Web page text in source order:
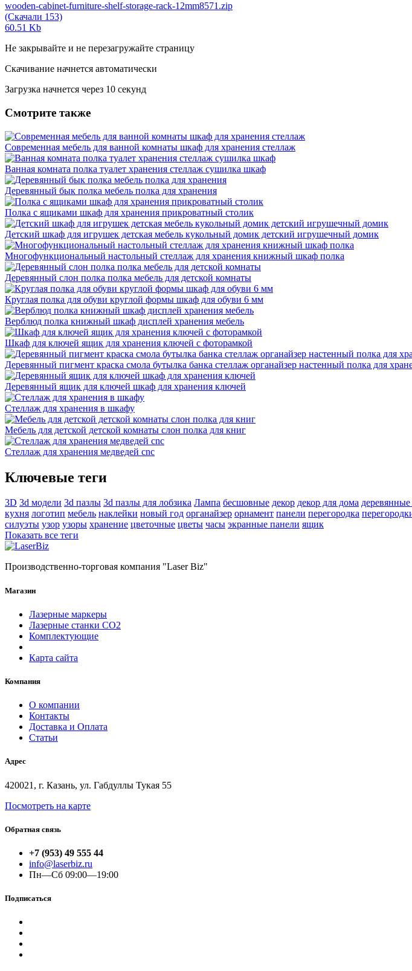
wooden-cabinet-furniture-shelf-storage-rack-12mm8571.zip
(Скачали 153)
60.51 Kb
Не закрывайте и не перезагружайте страницу
Скачивание начнется автоматически
Загрузка начнется через 10 секунд
Смотрите также
Современная мебель для ванной комнаты шкаф для хранения стеллаж
Ванная комната полка туалет хранения стеллаж сушилка шкаф
Деревянный бык полка мебель полка для хранения
Полка с ящиками шкаф для хранения прикроватный столик
Детский шкаф для игрушек детская мебель кукольный домик детский игрушечный домик
Многофункциональный настольный стеллаж для хранения книжный шкаф полка
Деревянный слон полка полка мебель для детской комнаты
Круглая полка для обуви круглой формы шкаф для обуви 6 мм
Верблюд полка книжный шкаф дисплей хранения мебель
Шкаф для ключей ящик для хранения ключей с фоторамкой
Деревянный пигмент краска смола бутылка банка стеллаж органайзер настенный полка для
Деревянный ящик для ключей шкаф для хранения ключей
Стеллаж для хранения в шкафу
Мебель для детской детской комнаты слон полка для книг
Стеллаж для хранения медведей cnc
Ключевые теги
3D 3d модели 3d пазлы 3d пазлы для лобзика Лампа бесшовные декор декор для дома
кухня логотип мебель наклейки новый год органайзер орнамент панели перегородка
силуэты узор узоры хранение цветочные цветы часы экранные панели ящик
Показать все теги
Производственно-торговая компания "Laser Biz"
Магазин
Лазерные маркеры
Лазерные станки СО2
Комплектующие
Карта сайта
Компания
О компании
Контакты
Доставка и Оплата
Статьи
Адрес
420021, г. Казань, ул. Габдуллы Тукая 55
Посмотреть на карте
Обратная связь
+7 (953) 49 555 44
info@laserbiz.ru
Пн—Сб 09:00—19:00
Подписаться